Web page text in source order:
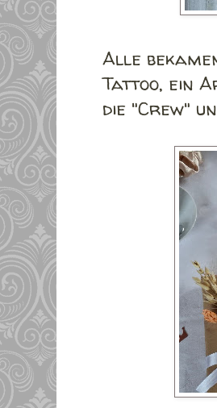
Alle
Tattoo, ein
die "Crew"